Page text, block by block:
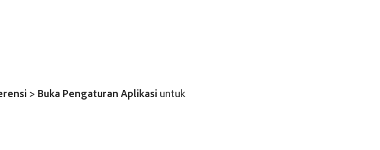
> Buka Pengaturan Aplikasi untuk